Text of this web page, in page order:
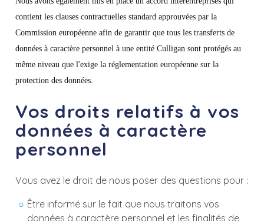
contient les clauses contractuelles standard approuvées par la
Commission européenne afin de garantir que tous les transferts de
données à caractère personnel à une entité Culligan sont protégés au
même niveau que l'exige la réglementation européenne sur la
protection des données.
Vos droits relatifs à vos
données à caractère
personnel
Vous avez le droit de nous poser des questions pour :
Être informé sur le fait que nous traitons vos
données à caractère personnel et les finalités de